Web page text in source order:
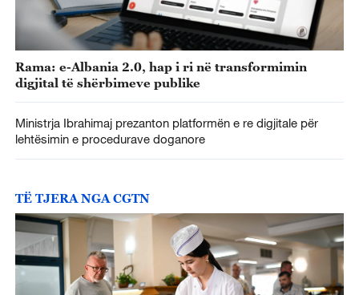
Rama: e-Albania 2.0, hap i ri në transformimin
digjital të shërbimeve publike
Ministrja Ibrahimaj prezanton platformën e re digjitale për
lehtësimin e procedurave doganore
TË TJERA NGA CGTN